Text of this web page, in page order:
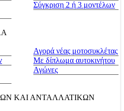
Σύγκριση 2 ή 3 μοντέλων
Αγορά νέας μοτοσυκλέτας
Με δίπλωμα αυτοκινήτου
Αγώνες
ΚΑΙ ΑΝΤΑΛΛΑΤΙΚΩΝ